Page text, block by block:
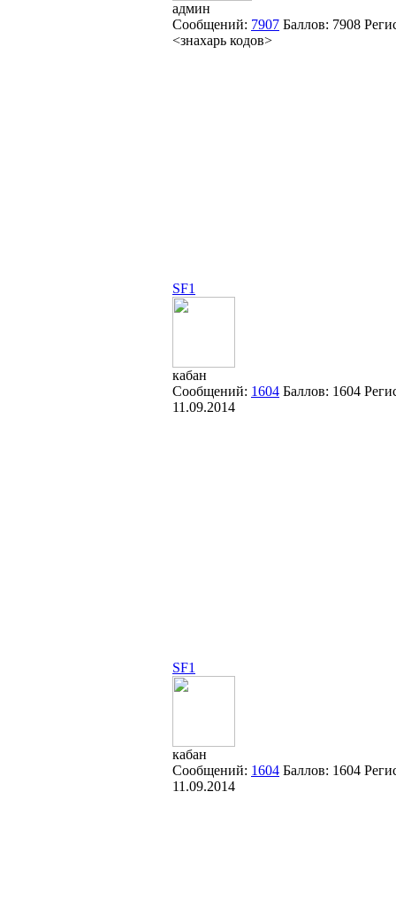
админ
Сообщений: 7907 Баллов: 7908
<знахарь кодов>
SF1
кабан
Сообщений: 1604 Баллов: 1604
11.09.2014
SF1
кабан
Сообщений: 1604 Баллов: 1604
11.09.2014